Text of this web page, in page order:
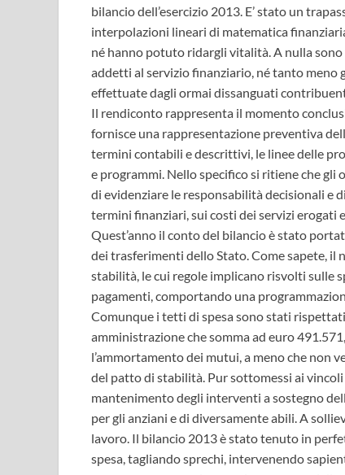
bilancio dell’esercizio 2013. E’ stato un
interpolazioni lineari di matematica
né hanno potuto ridargli vitalità. A nulla sono
addetti al servizio finanziario, né tanto
effettuate dagli ormai dissanguati
Il rendiconto rappresenta il momento
fornisce una rappresentazione preventiva
termini contabili e descrittivi, le linee delle
e programmi. Nello specifico si ritiene che
di evidenziare le responsabilità decisionali e
termini finanziari, sui costi dei servizi erogati
Quest’anno il conto del bilancio è stato
dei trasferimenti dello Stato. Come sapete, il
stabilità, le cui regole implicano risvolti sulle
pagamenti, comportando una
Comunque i tetti di spesa sono stati
amministrazione che somma ad euro
l’ammortamento dei mutui, a meno che non
del patto di stabilità. Pur sottomessi ai
mantenimento degli interventi a sostegno
per gli anziani e di diversamente abili. A
lavoro. Il bilancio 2013 è stato tenuto in
spesa, tagliando sprechi, intervenendo